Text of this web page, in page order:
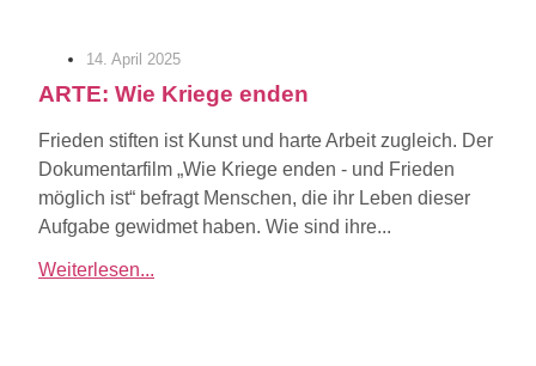
14. April 2025
ARTE: Wie Kriege enden
Frieden stiften ist Kunst und harte Arbeit zugleich. Der
Dokumentarfilm „Wie Kriege enden - und Frieden
möglich ist“ befragt Menschen, die ihr Leben dieser
Aufgabe gewidmet haben. Wie sind ihre...
Weiterlesen...